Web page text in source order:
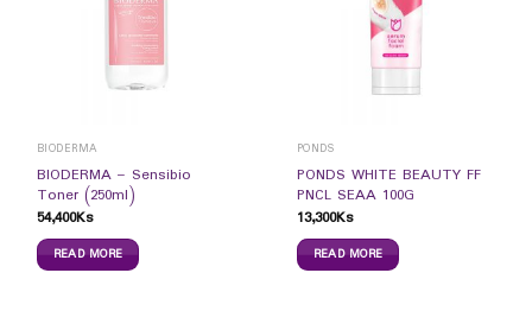
BIODERMA
BIODERMA – Sensibio
Toner (250ml)
54,400Ks
READ MORE
PONDS
PONDS WHITE BEAUTY FF
PNCL SEAA 100G
13,300Ks
READ MORE